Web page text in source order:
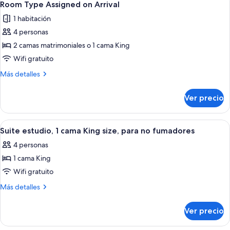
King
Non-
Smoking
todas
las
fotos
de
Room
Type
Arrival
6
Room Type Assigned on Arrival
1 habitación
4 personas
2 camas matrimoniales o 1 cama King
Wifi gratuito
Más detalles
Más
Type
Assigned
on
Ver precio
Abrir
todas
las
fotos
de
Suite
cama
Habitación de hotel con una cama
4
Suite estudio, 1 cama King size, para no fumadores
4 personas
1 cama King
Wifi gratuito
Más detalles
Más
estudio,
Ver precio